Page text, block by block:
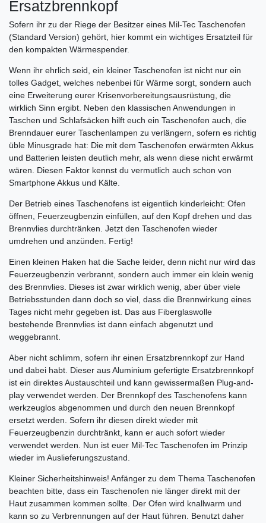
Ersatzbrennkopf
Sofern ihr zu der Riege der Besitzer eines Mil-Tec Taschenofen
(Standard Version) gehört, hier kommt ein wichtiges Ersatzteil für
den kompakten Wärmespender.
Wenn ihr ehrlich seid, ein kleiner Taschenofen ist nicht nur ein
tolles Gadget, welches nebenbei für Wärme sorgt, sondern auch
eine Erweiterung eurer Krisenvorbereitungsausrüstung , die
wirklich Sinn ergibt. Neben den klassischen Anwendungen in
Taschen und Schlafsäcken hilft euch ein Taschenofen auch, die
Brenndauer eurer Taschenlampen zu verlängern, sofern es richtig
üble Minusgrade hat: Die mit dem Taschenofen erwärmten Akkus
und Batterien leisten deutlich mehr, als wenn diese nicht erwärmt
wären. Diesen Faktor kennst du vermutlich auch schon von
Smartphone Akkus und Kälte.
Der Betrieb eines Taschenofens ist eigentlich kinderleicht: Ofen
öffnen, Feuerzeugbenzin einfüllen, auf den Kopf drehen und das
Brennvlies durchtränken. Jetzt den Taschenofen wieder
umdrehen und anzünden. Fertig!
Einen kleinen Haken hat die Sache leider, denn nicht nur wird das
Feuerzeugbenzin verbrannt, sondern auch immer ein klein wenig
des Brennvlies. Dieses ist zwar wirklich wenig, aber über viele
Betriebsstunden dann doch so viel, dass die Brennwirkung eines
Tages nicht mehr gegeben ist. Das aus Fiberglaswolle
bestehende Brennvlies ist dann einfach abgenutzt und
weggebrannt.
Aber nicht schlimm, sofern ihr einen Ersatzbrennkopf zur Hand
und dabei habt. Dieser aus Aluminium gefertigte Ersatzbrennkopf
ist ein direktes Austauschteil und kann gewissermaßen Plug-and-
play verwendet werden. Der Brennkopf des Taschenofens kann
werkzeuglos abgenommen und durch den neuen Brennkopf
ersetzt werden. Sofern ihr diesen direkt wieder mit
Feuerzeugbenzin durchtränkt, kann er auch sofort wieder
verwendet werden. Nun ist euer Mil-Tec Taschenofen im Prinzip
wieder im Auslieferungszustand.
Kleiner Sicherheitshinweis! Anfänger zu dem Thema Taschenofen
beachten bitte, dass ein Taschenofen nie länger direkt mit der
Haut zusammen kommen sollte. Der Ofen wird knallwarm und
kann so zu Verbrennungen auf der Haut führen. Benutzt daher